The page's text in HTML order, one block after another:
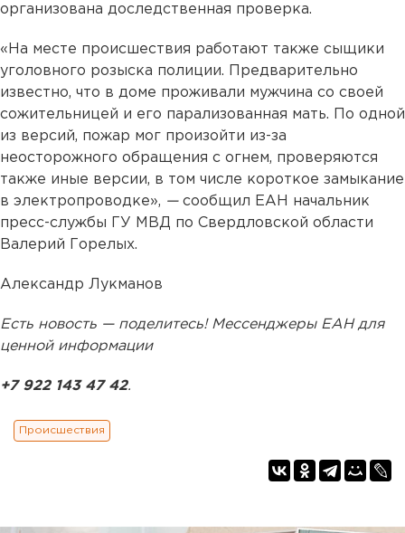
организована доследственная проверка.
«На месте происшествия работают также сыщики
уголовного розыска полиции. Предварительно
известно, что в доме проживали мужчина со своей
сожительницей и его парализованная мать. По одной
из версий, пожар мог произойти из-за
неосторожного обращения с огнем, проверяются
также иные версии, в том числе короткое замыкание
в электропроводке», — сообщил ЕАН начальник
пресс-службы ГУ МВД по Свердловской области
Валерий Горелых.
Александр Лукманов
Есть новость — поделитесь! Мессенджеры ЕАН для
ценной информации
+7 922 143 47 42.
Происшествия